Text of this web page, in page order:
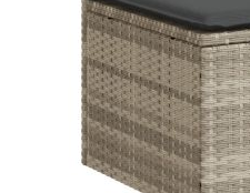
Acest tabel are caracter
coșul de cumpărături unde
cererii de creditare.
Предоставената таблица
Добавете продукта в
количката" и при поръчка
вноски на кредита.